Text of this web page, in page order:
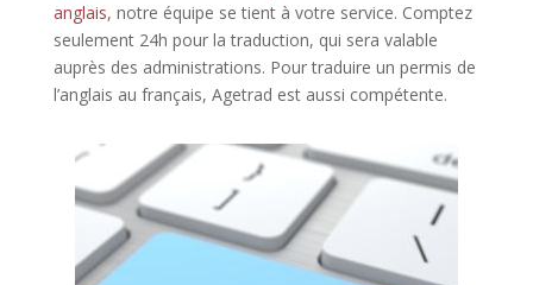
anglais, notre équipe se tient à votre service. Comptez
seulement 24h pour la traduction, qui sera valable
auprès des administrations. Pour traduire un permis de
l’anglais au français, Agetrad est aussi compétente.